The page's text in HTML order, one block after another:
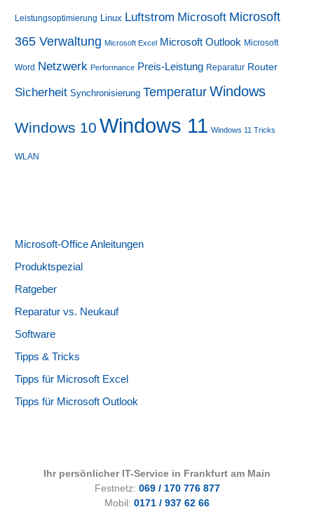
Leistungsoptimierung Linux Luftstrom Microsoft Microsoft
365 Verwaltung Microsoft Excel Microsoft Outlook Microsoft
Word Netzwerk Performance Preis-Leistung Reparatur Router
Sicherheit Synchronisierung Temperatur Windows
Windows 10 Windows 11 Windows 11 Tricks
WLAN
Microsoft-Office Anleitungen
Produktspezial
Ratgeber
Reparatur vs. Neukauf
Software
Tipps & Tricks
Tipps für Microsoft Excel
Tipps für Microsoft Outlook
Ihr persönlicher IT-Service in Frankfurt am Main
Festnetz: 069 / 170 776 877
Mobil: 0171 / 937 62 66